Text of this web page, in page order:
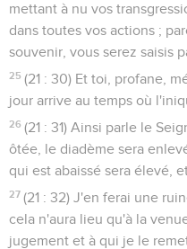
mettant à nu vos
dans toutes vos actions ;
souvenir, vous serez saisis
25 (21 : 30) Et toi, profane,
jour arrive au temps où
26 (21 : 31) Ainsi parle le
ôtée, le diadème sera
qui est abaissé sera élevé,
27 (21 : 32) J'en ferai une
cela n'aura lieu qu'à la
jugement et à qui je le